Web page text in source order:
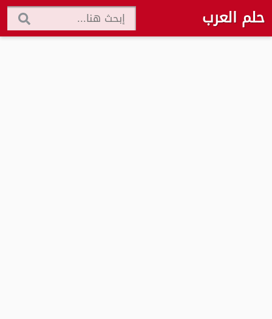
حلم العرب